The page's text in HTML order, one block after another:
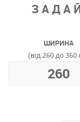
ШИРИНА
(від 260 до 360